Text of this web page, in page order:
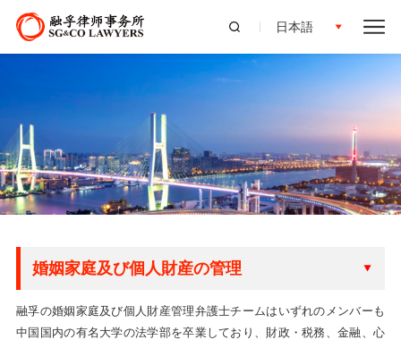
日本語
婚姻家庭及び個人財産の管理
融孚の婚姻家庭及び個人財産管理弁護士チームはいずれのメンバーも
中国国内の有名大学の法学部を卒業しており、財政・税務、金融、心